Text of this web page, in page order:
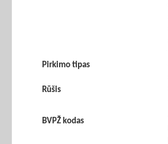
Pirkimo tipas
Rūšis
BVPŽ kodas